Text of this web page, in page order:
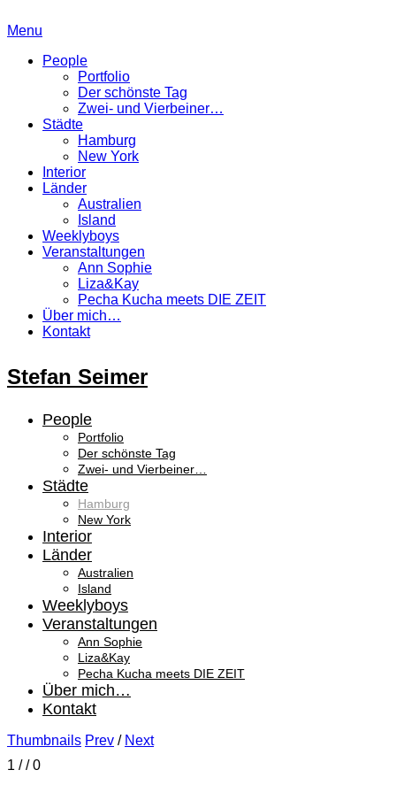
Menu
People
Portfolio
Der schönste Tag
Zwei- und Vierbeiner…
Städte
Hamburg
New York
Interior
Länder
Australien
Island
Weeklyboys
Veranstaltungen
Ann Sophie
Liza&Kay
Pecha Kucha meets DIE ZEIT
Über mich…
Kontakt
Stefan Seimer
People
Portfolio
Der schönste Tag
Zwei- und Vierbeiner…
Städte
Hamburg
New York
Interior
Länder
Australien
Island
Weeklyboys
Veranstaltungen
Ann Sophie
Liza&Kay
Pecha Kucha meets DIE ZEIT
Über mich…
Kontakt
Thumbnails Prev / Next
1 // 0